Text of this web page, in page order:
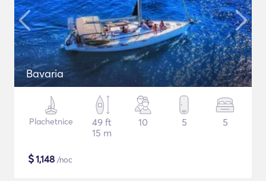
Bavaria
Plachetnice
49 ft
15 m
10 5 5
$1,148 /noc